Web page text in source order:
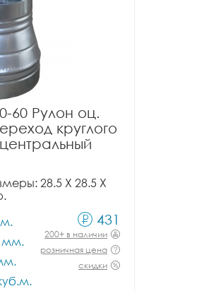
60 Рулон оц.
круглого
28.5 X 28.5 X
мм.
431
200+ в наличии
розничная цена
скидки